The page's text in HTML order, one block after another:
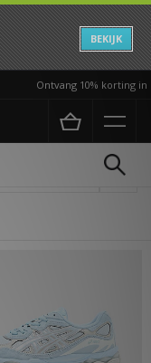
BEKIJK
Ontvang 10% korting in